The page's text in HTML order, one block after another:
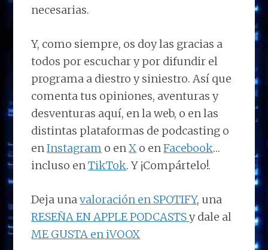
necesarias.
Y, como siempre, os doy las gracias a
todos por escuchar y por difundir el
programa a diestro y siniestro. Así que
comenta tus opiniones, aventuras y
desventuras aquí, en la web, o en las
distintas plataformas de podcasting o
enInstagram o enX o enFacebook…
incluso enTikTok. Y ¡Compártelo!.
Deja unavaloración en SPOTIFY, una
RESEÑA EN APPLE PODCASTSy dale al
ME GUSTA en iVOOX